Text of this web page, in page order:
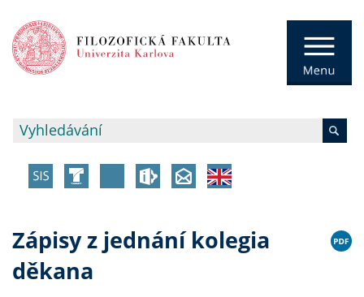
Zápisy z jednání kolegia
děkana